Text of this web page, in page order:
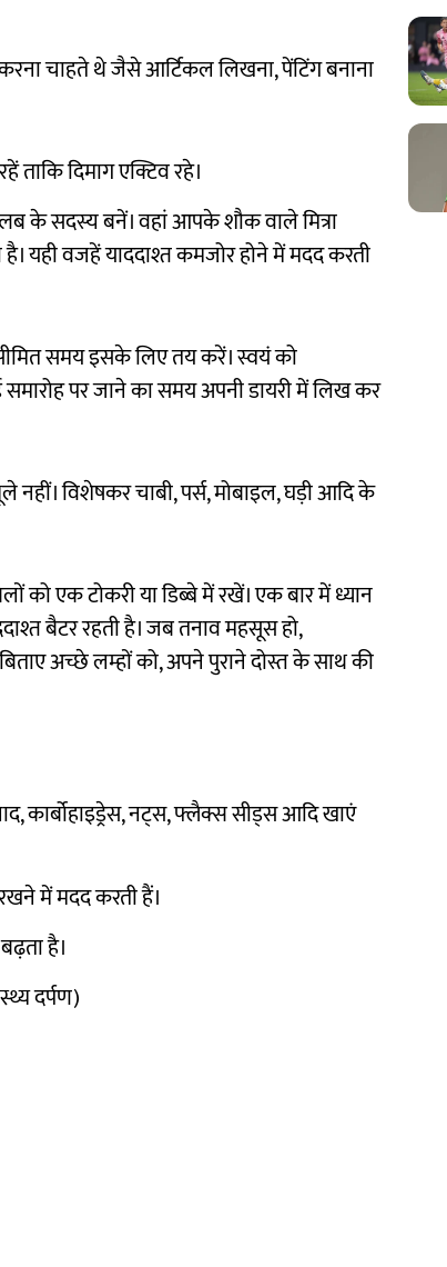
चाहते थे जैसे आर्टिकल लिखना, पेंटिंग बनाना
ताकि दिमाग एक्टिव रहे।
के सदस्य बनें। वहां आपके शौक वाले मित्रा
यही वजहें याददाश्त कमजोर होने में मदद करती
समय इसके लिए तय करें। स्वयं को
पर जाने का समय अपनी डायरी में लिख कर
विशेषकर चाबी, पर्स, मोबाइल, घड़ी आदि के
एक टोकरी या डिब्बे में रखें। एक बार में ध्यान
बैटर रहती है। जब तनाव महसूस हो,
अच्छे लम्हों को, अपने पुराने दोस्त के साथ की
कार्बोहाइड्रेस, नट्स, फ्लैक्स सीड्स आदि खाएं
में मदद करती हैं।
है।
दर्पण)